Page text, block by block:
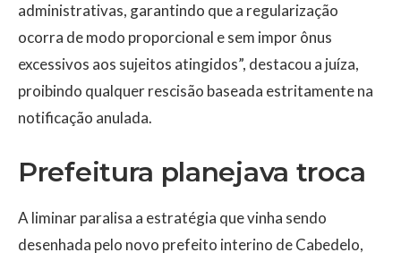
administrativas, garantindo que a regularização
ocorra de modo proporcional e sem impor ônus
excessivos aos sujeitos atingidos”, destacou a juíza,
proibindo qualquer rescisão baseada estritamente na
notificação anulada.
Prefeitura planejava troca
A liminar paralisa a estratégia que vinha sendo
desenhada pelo novo prefeito interino de Cabedelo,